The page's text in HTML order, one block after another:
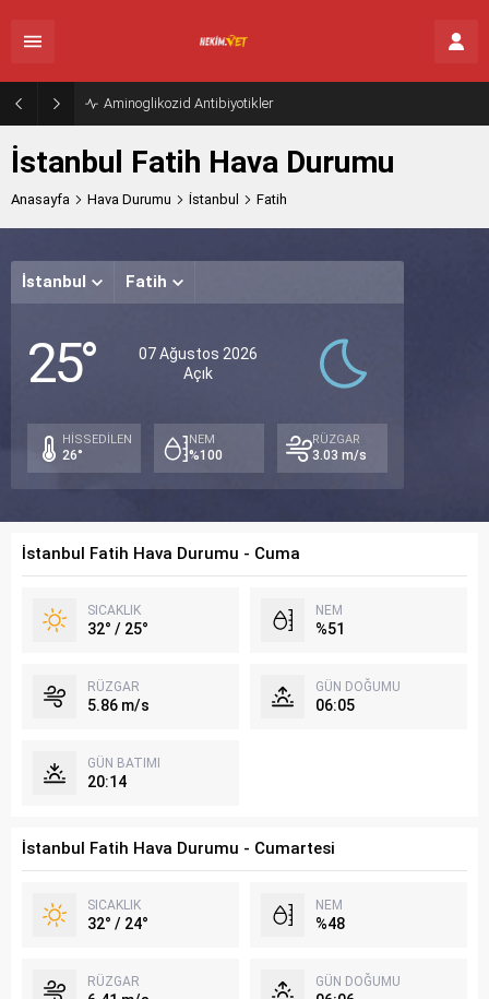
Aminoglikozid Antibiyotikler
İstanbul Fatih Hava Durumu
Anasayfa Hava Durumu İstanbul Fatih
İstanbul Fatih
25°
07 Ağustos 2026
Açık
HİSSEDİLEN
26°
NEM
%100
RÜZGAR
3.03 m/s
İstanbul Fatih Hava Durumu - Cuma
SICAKLIK
32° / 25°
NEM
%51
RÜZGAR
5.86 m/s
GÜN DOĞUMU
06:05
GÜN BATIMI
20:14
İstanbul Fatih Hava Durumu - Cumartesi
SICAKLIK
32° / 24°
NEM
%48
RÜZGAR GÜN DOĞUMU